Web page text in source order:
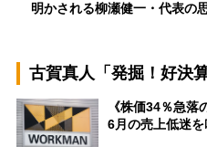
明かされる柳瀬健一・代表の
古賀真人「発掘！好決算
《株価34％急落
6月の売上低迷